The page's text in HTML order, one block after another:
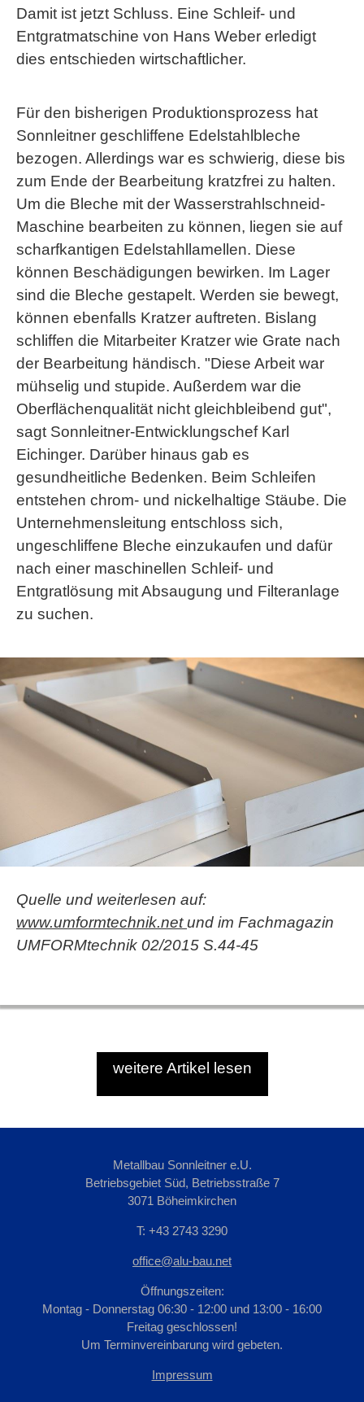
Damit ist jetzt Schluss. Eine Schleif- und
Entgratmatschine von Hans Weber erledigt
dies entschieden wirtschaftlicher.
Für den bisherigen Produktionsprozess hat
Sonnleitner geschliffene Edelstahlbleche
bezogen. Allerdings war es schwierig, diese bis
zum Ende der Bearbeitung kratzfrei zu halten.
Um die Bleche mit der Wasserstrahlschneid-
Maschine bearbeiten zu können, liegen sie auf
scharfkantigen Edelstahllamellen. Diese
können Beschädigungen bewirken. Im Lager
sind die Bleche gestapelt. Werden sie bewegt,
können ebenfalls Kratzer auftreten. Bislang
schliffen die Mitarbeiter Kratzer wie Grate nach
der Bearbeitung händisch. "Diese Arbeit war
mühselig und stupide. Außerdem war die
Oberflächenqualität nicht gleichbleibend gut",
sagt Sonnleitner-Entwicklungschef Karl
Eichinger. Darüber hinaus gab es
gesundheitliche Bedenken. Beim Schleifen
entstehen chrom- und nickelhaltige Stäube. Die
Unternehmensleitung entschloss sich,
ungeschliffene Bleche einzukaufen und dafür
nach einer maschinellen Schleif- und
Entgratlösung mit Absaugung und Filteranlage
zu suchen.
Quelle und weiterlesen auf:
www.umformtechnik.netund im Fachmagazin
UMFORMtechnik 02/2015 S.44-45
weitere Artikel lesen
Metallbau Sonnleitner e.U.
Betriebsgebiet Süd, Betriebsstraße 7
3071 Böheimkirchen
T: +43 2743 3290
office@alu-bau.net
Öffnungszeiten:
Montag - Donnerstag 06:30 - 12:00 und 13:00 - 16:00
Freitag geschlossen!
Um Terminvereinbarung wird gebeten.
Impressum